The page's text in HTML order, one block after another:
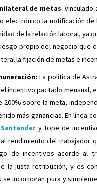
de metas:
electrónico la notificación de
de la relación laboral, ya
propio del negocio que
la fijación de metas e
La política de
incentivo pactado mensual,
200% sobre la meta,
más ganancias. En línea
y tope de
rendimiento del trabajador
de incentivos acorde al
la justa retribución, y es
se incorporan pura y